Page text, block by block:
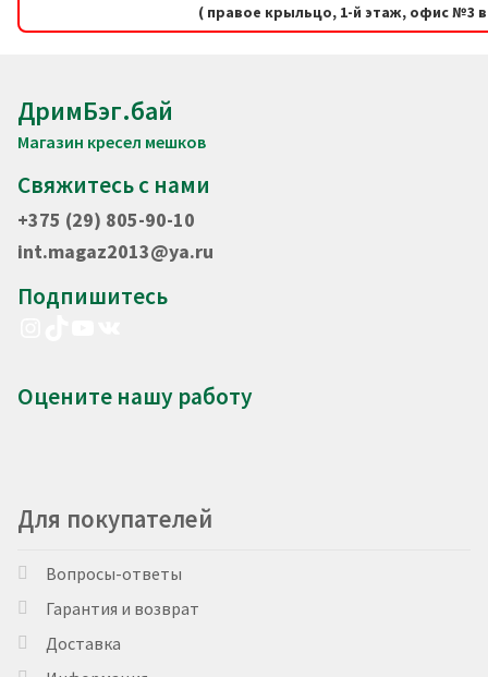
( правое крыльцо, 1-й этаж, офис №3
ДримБэг.бай
Магазин кресел мешков
Свяжитесь с нами
+375 (29) 805-90-10
int.magaz2013@ya.ru
Подпишитесь
Оцените нашу работу
Для покупателей
Вопросы-ответы
Гарантия и возврат
Доставка